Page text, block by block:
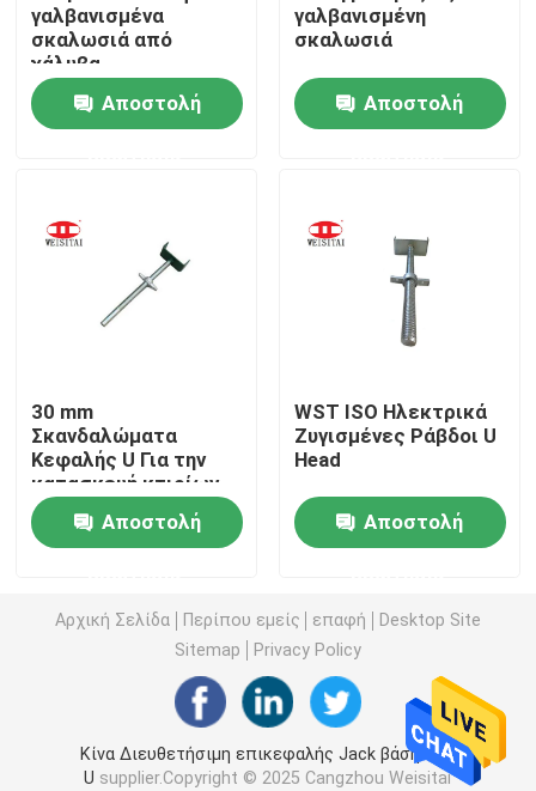
Ειδήσεις
Περιπτώσεις
Μέρη υλικών σκαλωσιάς πλαισίων
Μέρη υλικών σκαλωσιάς κλειδαριών δαχτυλιδιών
Βάση του Jack υλικών σκαλωσιάς
Κεφάλι του U υλικών σκαλωσιάς
Μέρη στηριγμάτων υλικών σκαλωσιάς χάλυβα
Σύστημα ράβδων δεσμών εγκιβωτισμού
Καρύδι ράβδων δεσμών
γαλβανισμένα
σκαλωσιά από
χάλυβα
Αποστολή
γαλβανισμένη
σκαλωσιά
Αποστολή
30 mm
Σκανδαλώματα
Κεφαλής U Για την
κατασκευή κτιρίων
Αποστολή
WST ISO Ηλεκτρικά
Ζυγισμένες Ράβδοι U
Head
Αποστολή
Αρχική Σελίδα Περίπου εμείς επαφή
Desktop Site
Sitemap
Privacy Policy
Κίνα Διευθετήσιμη επικεφαλής Jack βάση του
U supplier.Copyright © 2025 Cangzhou Weisitai